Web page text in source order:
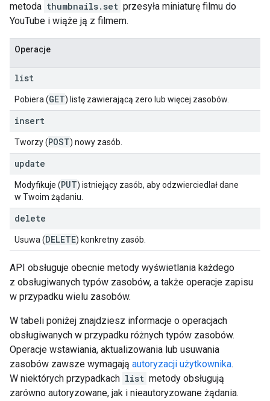
metoda thumbnails.set przesyła miniaturę filmu do
YouTube i wiąże ją z filmem.
Operacje
list
Pobiera (GET) listę zawierającą zero lub więcej zasobów.
insert
Tworzy (POST) nowy zasób.
update
Modyfikuje (PUT) istniejący zasób, aby odzwierciedlał dane
w Twoim żądaniu.
delete
Usuwa (DELETE) konkretny zasób.
API obsługuje obecnie metody wyświetlania każdego
z obsługiwanych typów zasobów, a także operacje zapisu
w przypadku wielu zasobów.
W tabeli poniżej znajdziesz informacje o operacjach
obsługiwanych w przypadku różnych typów zasobów.
Operacje wstawiania, aktualizowania lub usuwania
zasobów zawsze wymagają autoryzacji użytkownika.
W niektórych przypadkach list metody obsługują
zarówno autoryzowane, jak i nieautoryzowane żądania.